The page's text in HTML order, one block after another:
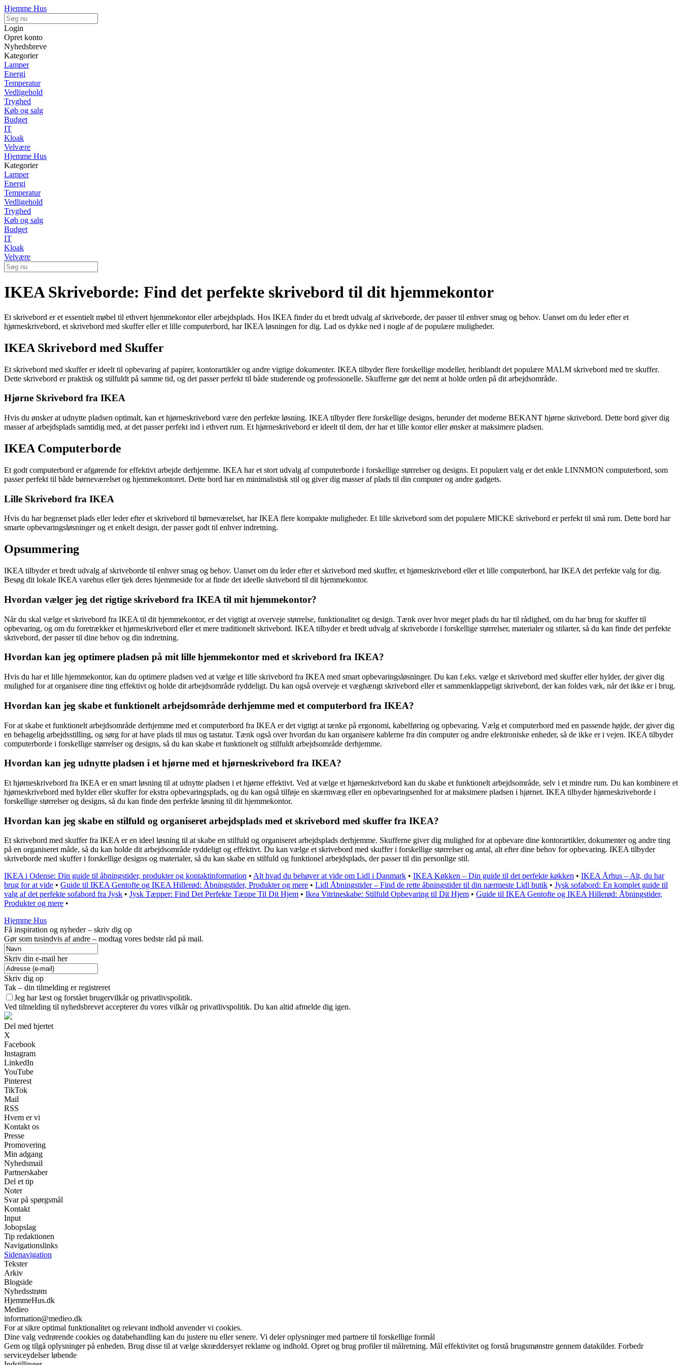
Hjemme Hus
Login
Opret konto
Nyhedsbreve
Kategorier
Lamper
Energi
Temperatur
Vedligehold
Tryghed
Køb og salg
Budget
IT
Kloak
Velvære
Hjemme Hus
Kategorier
Lamper
Energi
Temperatur
Vedligehold
Tryghed
Køb og salg
Budget
IT
Kloak
Velvære
IKEA Skriveborde: Find det perfekte skrivebord til dit hjemmekontor
Et skrivebord er et essentielt møbel til ethvert hjemmekontor eller arbejdsplads. Hos IKEA finder du et bredt udvalg af skriveborde, der passer til enhver smag og behov. Uanset om du leder efter et
hjørneskrivebord, et skrivebord med skuffer eller et lille computerbord, har IKEA løsningen for dig. Lad os dykke ned i nogle af de populære muligheder.
IKEA Skrivebord med Skuffer
Et skrivebord med skuffer er ideelt til opbevaring af papirer, kontorartikler og andre vigtige dokumenter. IKEA tilbyder flere forskellige modeller, heriblandt det populære MALM skrivebord med tre skuffer.
Dette skrivebord er praktisk og stilfuldt på samme tid, og det passer perfekt til både studerende og professionelle. Skufferne gør det nemt at holde orden på dit arbejdsområde.
Hjørne Skrivebord fra IKEA
Hvis du ønsker at udnytte pladsen optimalt, kan et hjørneskrivebord være den perfekte løsning. IKEA tilbyder flere forskellige designs, herunder det moderne BEKANT hjørne skrivebord. Dette bord giver dig
masser af arbejdsplads samtidig med, at det passer perfekt ind i ethvert rum. Et hjørneskrivebord er ideelt til dem, der har et lille kontor eller ønsker at maksimere pladsen.
IKEA Computerborde
Et godt computerbord er afgørende for effektivt arbejde derhjemme. IKEA har et stort udvalg af computerborde i forskellige størrelser og designs. Et populært valg er det enkle LINNMON computerbord, som
passer perfekt til både børneværelset og hjemmekontoret. Dette bord har en minimalistisk stil og giver dig masser af plads til din computer og andre gadgets.
Lille Skrivebord fra IKEA
Hvis du har begrænset plads eller leder efter et skrivebord til børneværelset, har IKEA flere kompakte muligheder. Et lille skrivebord som det populære MICKE skrivebord er perfekt til små rum. Dette bord har
smarte opbevaringsløsninger og et enkelt design, der passer godt til enhver indretning.
Opsummering
IKEA tilbyder et bredt udvalg af skriveborde til enhver smag og behov. Uanset om du leder efter et skrivebord med skuffer, et hjørneskrivebord eller et lille computerbord, har IKEA det perfekte valg for dig.
Besøg dit lokale IKEA varehus eller tjek deres hjemmeside for at finde det ideelle skrivebord til dit hjemmekontor.
Hvordan vælger jeg det rigtige skrivebord fra IKEA til mit hjemmekontor?
Når du skal vælge et skrivebord fra IKEA til dit hjemmekontor, er det vigtigt at overveje størrelse, funktionalitet og design. Tænk over hvor meget plads du har til rådighed, om du har brug for skuffer til
opbevaring, og om du foretrækker et hjørneskrivebord eller et mere traditionelt skrivebord. IKEA tilbyder et bredt udvalg af skriveborde i forskellige størrelser, materialer og stilarter, så du kan finde det perfekte
skrivebord, der passer til dine behov og din indretning.
Hvordan kan jeg optimere pladsen på mit lille hjemmekontor med et skrivebord fra IKEA?
Hvis du har et lille hjemmekontor, kan du optimere pladsen ved at vælge et lille skrivebord fra IKEA med smart opbevaringsløsninger. Du kan f.eks. vælge et skrivebord med skuffer eller hylder, der giver dig
mulighed for at organisere dine ting effektivt og holde dit arbejdsområde ryddeligt. Du kan også overveje et væghængt skrivebord eller et sammenklappeligt skrivebord, der kan foldes væk, når det ikke er i brug.
Hvordan kan jeg skabe et funktionelt arbejdsområde derhjemme med et computerbord fra IKEA?
For at skabe et funktionelt arbejdsområde derhjemme med et computerbord fra IKEA er det vigtigt at tænke på ergonomi, kabelføring og opbevaring. Vælg et computerbord med en passende højde, der giver dig
en behagelig arbejdsstilling, og sørg for at have plads til mus og tastatur. Tænk også over hvordan du kan organisere kablerne fra din computer og andre elektroniske enheder, så de ikke er i vejen. IKEA tilbyder
computerborde i forskellige størrelser og designs, så du kan skabe et funktionelt og stilfuldt arbejdsområde derhjemme.
Hvordan kan jeg udnytte pladsen i et hjørne med et hjørneskrivebord fra IKEA?
Et hjørneskrivebord fra IKEA er en smart løsning til at udnytte pladsen i et hjørne effektivt. Ved at vælge et hjørneskrivebord kan du skabe et funktionelt arbejdsområde, selv i et mindre rum. Du kan kombinere et
hjørneskrivebord med hylder eller skuffer for ekstra opbevaringsplads, og du kan også tilføje en skærmvæg eller en opbevaringsenhed for at maksimere pladsen i hjørnet. IKEA tilbyder hjørneskriveborde i
forskellige størrelser og designs, så du kan finde den perfekte løsning til dit hjemmekontor.
Hvordan kan jeg skabe en stilfuld og organiseret arbejdsplads med et skrivebord med skuffer fra IKEA?
Et skrivebord med skuffer fra IKEA er en ideel løsning til at skabe en stilfuld og organiseret arbejdsplads derhjemme. Skufferne giver dig mulighed for at opbevare dine kontorartikler, dokumenter og andre ting
på en organiseret måde, så du kan holde dit arbejdsområde ryddeligt og effektivt. Du kan vælge et skrivebord med skuffer i forskellige størrelser og antal, alt efter dine behov for opbevaring. IKEA tilbyder
skriveborde med skuffer i forskellige designs og materialer, så du kan skabe en stilfuld og funktionel arbejdsplads, der passer til din personlige stil.
IKEA i Odense: Din guide til åbningstider, produkter og kontaktinformation • Alt hvad du behøver at vide om Lidl i Danmark • IKEA Køkken – Din guide til det perfekte køkken • IKEA Århus – Alt, du har
brug for at vide • Guide til IKEA Gentofte og IKEA Hillerød: Åbningstider, Produkter og mere • Lidl Åbningstider – Find de rette åbningstider til din nærmeste Lidl butik • Jysk sofabord: En komplet guide til
valg af det perfekte sofabord fra Jysk • Jysk Tæpper: Find Det Perfekte Tæppe Til Dit Hjem • Ikea Vitrineskabe: Stilfuld Opbevaring til Dit Hjem • Guide til IKEA Gentofte og IKEA Hillerød: Åbningstider,
Produkter og mere •
Hjemme Hus
Få inspiration og nyheder – skriv dig op
Gør som tusindvis af andre – modtag vores bedste råd på mail.
Skriv din e-mail her
Skriv dig op
Tak – din tilmelding er registreret
Jeg har læst og forstået brugervilkår og privatlivspolitik.
Ved tilmelding til nyhedsbrevet accepterer du vores vilkår og privatlivspolitik. Du kan altid afmelde dig igen.
Del med hjertet
X
Facebook
Instagram
LinkedIn
YouTube
Pinterest
TikTok
Mail
RSS
Hvem er vi
Kontakt os
Presse
Promovering
Min adgang
Nyhedsmail
Partnerskaber
Del et tip
Noter
Svar på spørgsmål
Kontakt
Input
Jobopslag
Tip redaktionen
Navigationslinks
Sidenavigation
Tekster
Arkiv
Blogside
Nyhedsstrøm
HjemmeHus.dk
Medieo
information@medieo.dk
For at sikre optimal funktionalitet og relevant indhold anvender vi cookies.
Dine valg vedrørende cookies og databehandling kan du justere nu eller senere. Vi deler oplysninger med partnere til forskellige formål
Gem og tilgå oplysninger på enheden. Brug disse til at vælge skræddersyet reklame og indhold. Opret og brug profiler til målretning. Mål effektivitet og forstå brugsmønstre gennem datakilder. Forbedr
serviceydelser løbende